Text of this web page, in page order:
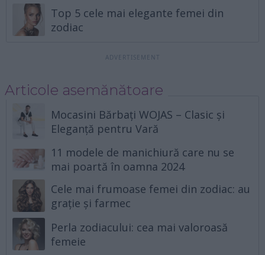
Top 5 cele mai elegante femei din
zodiac
Articole asemănătoare
Mocasini Bărbați WOJAS – Clasic și
Eleganță pentru Vară
11 modele de manichiură care nu se
mai poartă în oamna 2024
Cele mai frumoase femei din zodiac: au
grație și farmec
Perla zodiacului: cea mai valoroasă
femeie